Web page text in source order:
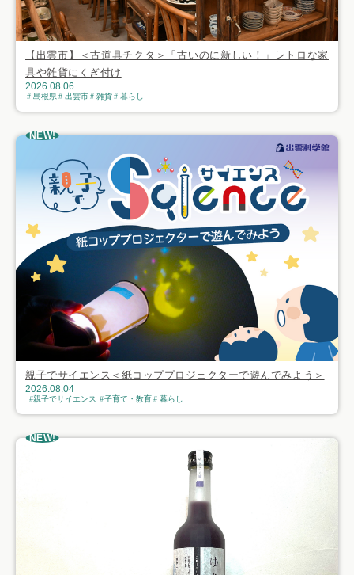
【出雲市】＜古道具チクタ＞「古いのに新しい！」レトロな家
具や雑貨にくぎ付け
2026.08.06
島根県 出雲市 雑貨 暮らし
NEW!
親子でサイエンス＜紙コッププロジェクターで遊んでみよう＞
2026.08.04
親子でサイエンス 子育て・教育 暮らし
NEW!